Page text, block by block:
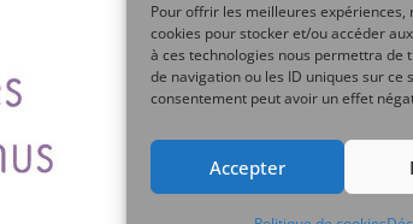
Pour offrir les meilleures expériences,
cookies pour stocker et/ou accéder
à ces technologies nous permettra
de navigation ou les ID uniques sur
consentement peut avoir un effet
Accepter